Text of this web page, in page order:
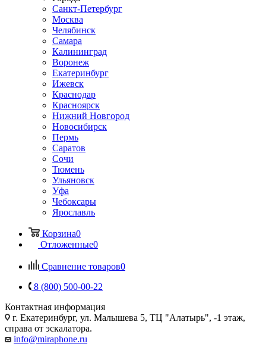
Санкт-Петербург
Москва
Челябинск
Самара
Калининград
Воронеж
Екатеринбург
Ижевск
Краснодар
Красноярск
Нижний Новгород
Новосибирск
Пермь
Саратов
Сочи
Тюмень
Ульяновск
Уфа
Чебоксары
Ярославль
Корзина0
Отложенные0
Сравнение товаров0
8 (800) 500-00-22
Контактная информация
г. Екатеринбург, ул. Малышева 5, ТЦ "Алатырь", -1 этаж,
справа от эскалатора.
info@miraphone.ru